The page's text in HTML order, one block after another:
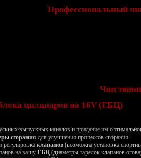
Профессиональный
Чип
цилиндров на 16V (ГБЦ)
выпускных каналов и придание им
сгорания для улучшения процессов сгорания.
регулировка клапанов (возможна установка
на вашу ГБЦ (диаметры тарелок клапанов